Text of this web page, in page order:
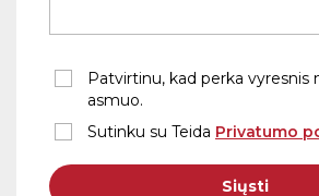
Patvirtinu, kad perka vyresnis
asmuo.
Sutinku su Teida Privatumo